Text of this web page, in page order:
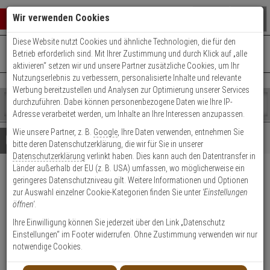
Warenkorb schließen
0 ARTIKEL IM WARENKORB
Ihr Warenkorb ist momentan leer.
Ergebnisse ()
Fertig
Shop
durchsuchen
Bitte
geben
Sie
mindestens
Zeichen
ein,
um
Suche
Es
wurde
noch
Kategorien
Suche
gestartet
+49 (0)821 899 493-0Mo. - Do.: 8:00 - 16:30 | Fr.: 8:00 - 14:00 Uhr
Kontaktservice nutzen
Details Beratung
HIKVision DS-PDB-MCS-
Adapter Adapter, 3mm
Produktmerkmale
Datenblatt drucken
Wir verwenden Cookies
Diese Website nutzt Cookies und ähnliche Technologien, die für den
Betrieb erforderlich sind. Mit Ihrer Zustimmung und durch Klick auf „alle
aktivieren“ setzen wir und unsere Partner zusätzliche Cookies, um Ihr
Nutzungserlebnis zu verbessern, personalisierte Inhalte und relevante
Werbung bereitzustellen und Analysen zur Optimierung unserer Services
durchzuführen. Dabei können personenbezogene Daten wie Ihre IP-
Adresse verarbeitet werden, um Inhalte an Ihre Interessen anzupassen.
Wie unsere Partner, z. B. Google , Ihre Daten verwenden, entnehmen Sie
bitte deren Datenschutzerklärung, die wir für Sie in unserer
Datenschutzerklärung verlinkt haben. Dies kann auch den Datentransfer in
Länder außerhalb der EU (z. B. USA) umfassen, wo möglicherweise ein
geringeres Datenschutzniveau gilt. Weitere Informationen und Optionen
zur Auswahl einzelner Cookie-Kategorien finden Sie unter 'Einstellungen
öffnen'.
Ihre Einwilligung können Sie jederzeit über den Link „Datenschutz
Einstellungen“ im Footer widerrufen. Ohne Zustimmung verwenden wir nur
notwendige Cookies.